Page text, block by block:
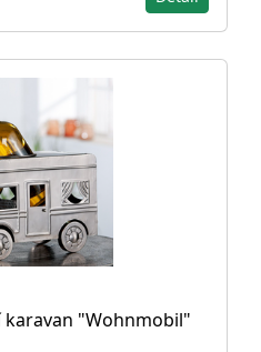
karavan "Wohnmobil"